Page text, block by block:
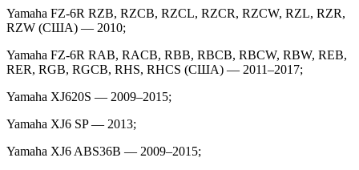
Yamaha FZ‑6R RZB, RZCB, RZCL, RZCR, RZCW, RZL, RZR,
RZW (США) — 2010;
Yamaha FZ‑6R RAB, RACB, RBB, RBCB, RBCW, RBW, REB,
RER, RGB, RGCB, RHS, RHCS (США) — 2011–2017;
Yamaha XJ620S — 2009–2015;
Yamaha XJ6 SP — 2013;
Yamaha XJ6 ABS36B — 2009–2015;